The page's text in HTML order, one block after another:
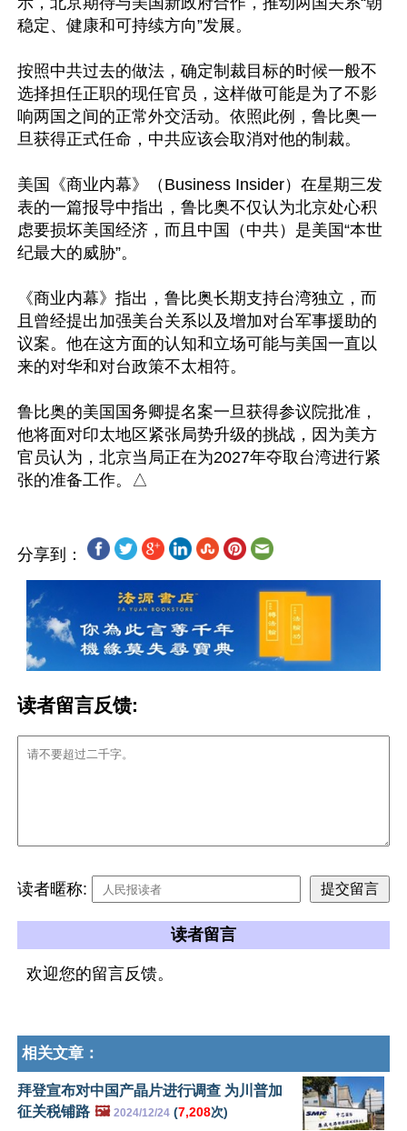
稳定、健康和可持续方向”发展。
按照中共过去的做法，确定制裁目标的时候一般不
选择担任正职的现任官员，这样做可能是为了不影
响两国之间的正常外交活动。依照此例，鲁比奥一
旦获得正式任命，中共应该会取消对他的制裁。
美国《商业内幕》（Business Insider）在星期三发
表的一篇报导中指出，鲁比奥不仅认为北京处心积
虑要损坏美国经济，而且中国（中共）是美国“本世
纪最大的威胁”。
《商业内幕》指出，鲁比奥长期支持台湾独立，而
且曾经提出加强美台关系以及增加对台军事援助的
议案。他在这方面的认知和立场可能与美国一直以
来的对华和对台政策不太相符。
鲁比奥的美国国务卿提名案一旦获得参议院批准，
他将面对印太地区紧张局势升级的挑战，因为美方
官员认为，北京当局正在为2027年夺取台湾进行紧
分享到：
读者留言反馈:
读者暱称:
读者留言
欢迎您的留言反馈。
相关文章：
拜登宣布对中国产晶片进行调查 为川普加
征关税铺路 🖼️ 2024/12/24 (7,208次)